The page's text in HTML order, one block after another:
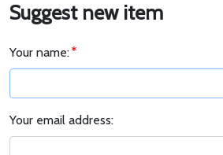
Suggest new item
Your name:
Your email address: